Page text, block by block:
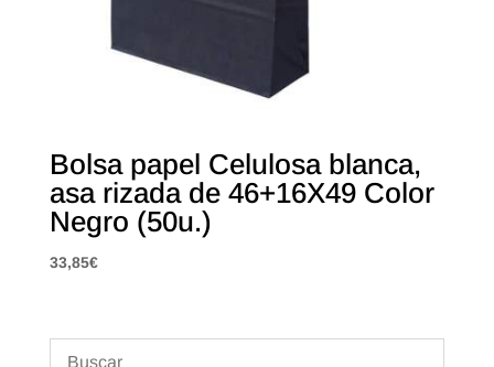
Bolsa papel Celulosa blanca,
asa rizada de 46+16X49 Color
Negro (50u.)
33,85€